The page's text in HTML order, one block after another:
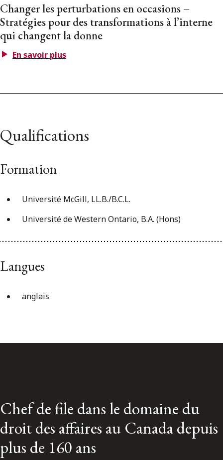
Changer les perturbations en occasions –
Stratégies pour des transformations à l’interne
qui changent la donne
En savoir plus
Qualifications
Formation
Université McGill, LL.B./B.C.L.
Université de Western Ontario, B.A. (Hons)
Langues
anglais
Chef de file dans le domaine du
droit des affaires au Canada depuis
plus de 160 ans